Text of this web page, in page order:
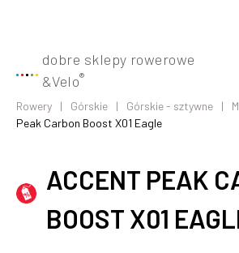
dobre sklepy rowerowe
&Velo®
Rowery Górskie Górskie - sztywne
Peak Carbon Boost X01 Eagle
ACCENT PEAK
BOOST X01